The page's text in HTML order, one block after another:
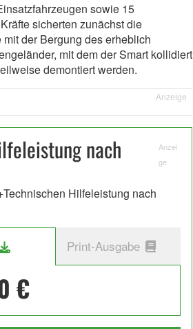
sowie 15
sicherten zunächst die
der Bergung des erheblich
mit dem der Smart kollidiert
demontiert werden.
Anzeige
nach
Anzei
ge
Hilfeleistung nach
Print-Ausgabe
€